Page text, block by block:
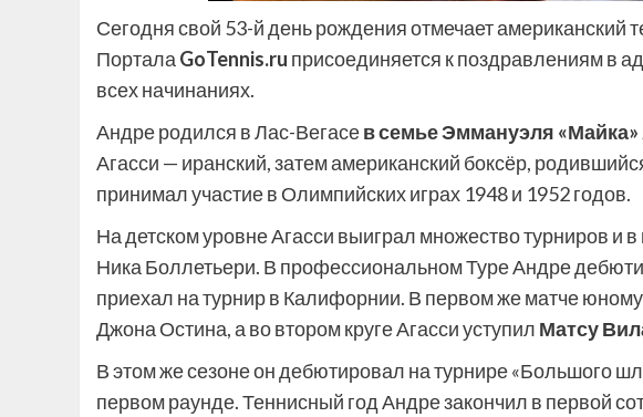
Сегодня свой 53-й день рождения отмечает американский
Портала GoTennis.ru присоединяется к поздравлениям в
всех начинаниях.
Андре родился в Лас-Вегасев семье Эммануэля
Агасси — иранский, затем американский боксёр,
принимал участие в Олимпийских играх 1948 и 1952 годов.
На детском уровне Агасси выиграл множество турниров и
Ника Боллетьери. В профессиональном Туре Андре
приехал на турнир в Калифорнии. В первом же матче
Джона Остина, а во втором круге Агасси уступил Матсу
В этом же сезоне он дебютировал на турнире «Большого
первом раунде. Теннисный год Андре закончил в первой